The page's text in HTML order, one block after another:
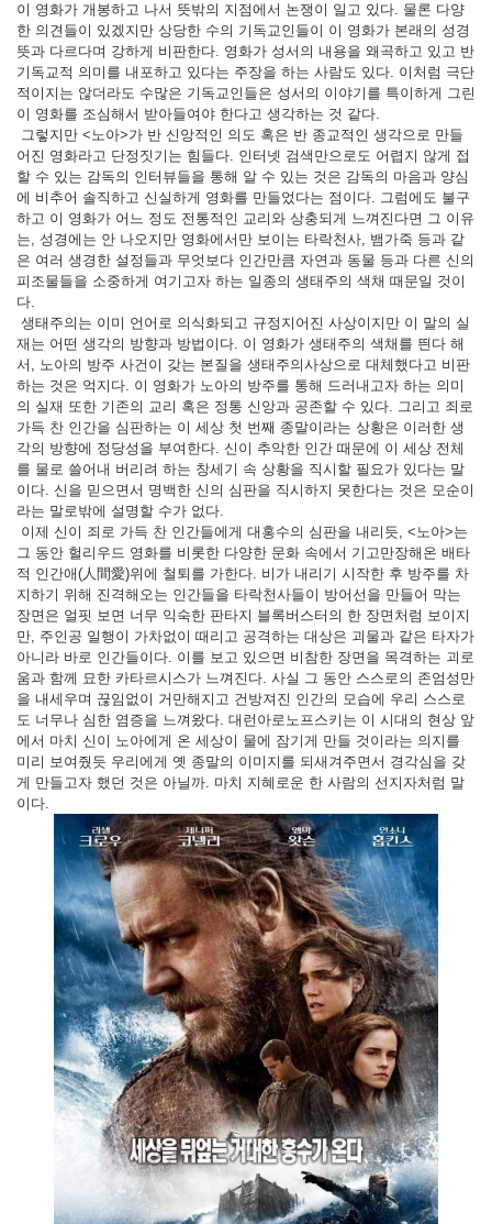
이 영화가 개봉하고 나서 뜻밖의 지점에서 논쟁이 일고 있다. 물론 다양
한 의견들이 있겠지만 상당한 수의 기독교인들이 이 영화가 본래의 성경
뜻과 다르다며 강하게 비판한다. 영화가 성서의 내용을 왜곡하고 있고 반
기독교적 의미를 내포하고 있다는 주장을 하는 사람도 있다. 이처럼 극단
적이지는 않더라도 수많은 기독교인들은 성서의 이야기를 특이하게 그린
이 영화를 조심해서 받아들여야 한다고 생각하는 것 같다.
그렇지만 <노아>가 반 신앙적인 의도 혹은 반 종교적인 생각으로 만들
어진 영화라고 단정짓기는 힘들다. 인터넷 검색만으로도 어렵지 않게 접
할 수 있는 감독의 인터뷰들을 통해 알 수 있는 것은 감독의 마음과 양심
에 비추어 솔직하고 신실하게 영화를 만들었다는 점이다. 그럼에도 불구
하고 이 영화가 어느 정도 전통적인 교리와 상충되게 느껴진다면 그 이유
는, 성경에는 안 나오지만 영화에서만 보이는 타락천사, 뱀가죽 등과 같
은 여러 생경한 설정들과 무엇보다 인간만큼 자연과 동물 등과 다른 신의
피조물들을 소중하게 여기고자 하는 일종의 생태주의 색채 때문일 것이
다.
생태주의는 이미 언어로 의식화되고 규정지어진 사상이지만 이 말의 실
재는 어떤 생각의 방향과 방법이다. 이 영화가 생태주의 색채를 띈다 해
서, 노아의 방주 사건이 갖는 본질을 생태주의사상으로 대체했다고 비판
하는 것은 억지다. 이 영화가 노아의 방주를 통해 드러내고자 하는 의미
의 실재 또한 기존의 교리 혹은 정통 신앙과 공존할 수 있다. 그리고 죄로
가득 찬 인간을 심판하는 이 세상 첫 번째 종말이라는 상황은 이러한 생
각의 방향에 정당성을 부여한다. 신이 추악한 인간 때문에 이 세상 전체
를 물로 쓸어내 버리려 하는 창세기 속 상황을 직시할 필요가 있다는 말
이다. 신을 믿으면서 명백한 신의 심판을 직시하지 못한다는 것은 모순이
라는 말로밖에 설명할 수가 없다.
이제 신이 죄로 가득 찬 인간들에게 대홍수의 심판을 내리듯, <노아>는
그 동안 헐리우드 영화를 비롯한 다양한 문화 속에서 기고만장해온 배타
적 인간애(人間愛)위에 철퇴를 가한다. 비가 내리기 시작한 후 방주를 차
지하기 위해 진격해오는 인간들을 타락천사들이 방어선을 만들어 막는
장면은 얼핏 보면 너무 익숙한 판타지 블록버스터의 한 장면처럼 보이지
만, 주인공 일행이 가차없이 때리고 공격하는 대상은 괴물과 같은 타자가
아니라 바로 인간들이다. 이를 보고 있으면 비참한 장면을 목격하는 괴로
움과 함께 묘한 카타르시스가 느껴진다. 사실 그 동안 스스로의 존엄성만
을 내세우며 끊임없이 거만해지고 건방져진 인간의 모습에 우리 스스로
도 너무나 심한 염증을 느껴왔다. 대런아로노프스키는 이 시대의 현상 앞
에서 마치 신이 노아에게 온 세상이 물에 잠기게 만들 것이라는 의지를
미리 보여줬듯 우리에게 옛 종말의 이미지를 되새겨주면서 경각심을 갖
게 만들고자 했던 것은 아닐까. 마치 지혜로운 한 사람의 선지자처럼 말
이다.